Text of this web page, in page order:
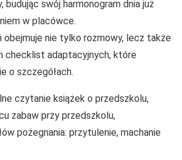
budując swój harmonogram dnia już
w placówce.
nie tylko rozmowy, lecz także
checklist adaptacyjnych, które
o szczegółach.
czytanie książek o przedszkolu,
zabaw przy przedszkolu,
pożegnania: przytulenie, machanie